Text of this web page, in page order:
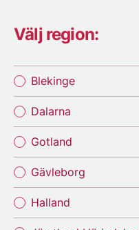
Välj region:
Blekinge
Dalarna
Gotland
Gävleborg
Halland